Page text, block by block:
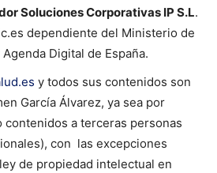
Soluciones Corporativas IP S.L.
dependiente del Ministerio de
Digital de España.
y todos sus contenidos son
García Álvarez, ya sea por
a terceras personas
con las excepciones
de propiedad intelectual en